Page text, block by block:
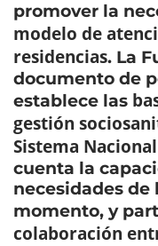
promover la
modelo de
residencias. La
documento de
establece las
gestión
Sistema
cuenta la
necesidades de
momento, y
colaboración